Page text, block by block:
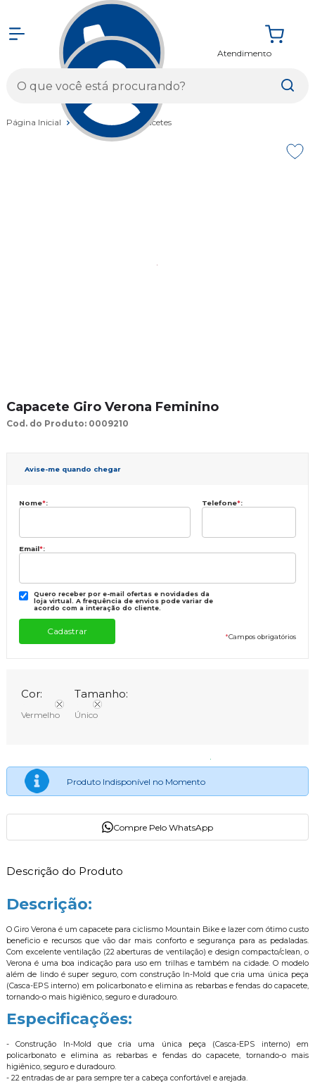
Atendimento
Página Inicial Vestuários Capacetes
Capacete Giro Verona Feminino
Cod. do Produto: 0009210
Avise-me quando chegar
Nome*: Telefone*:
Email*:
Quero receber por e-mail ofertas e novidades da
loja virtual. A frequência de envios pode variar de
acordo com a interação do cliente.
*Campos obrigatórios
Cor:
Vermelho
Tamanho:
Único
Produto Indisponível no Momento
Compre Pelo WhatsApp
Descrição do Produto
Descrição:
O Giro Verona é um capacete para ciclismo Mountain Bike e lazer com ótimo custo
beneficio e recursos que vão dar mais conforto e segurança para as pedaladas.
Com excelente ventilação (22 aberturas de ventilação) e design compacto/clean, o
Verona é uma boa indicação para uso em trilhas e também na cidade. O modelo
além de lindo é super seguro, com construção In-Mold que cria uma única peça
(Casca-EPS interno) em policarbonato e elimina as rebarbas e fendas do capacete,
tornando-o mais higiênico, seguro e duradouro.
Especificações:
- Construção In-Mold que cria uma única peça (Casca-EPS interno) em
policarbonato e elimina as rebarbas e fendas do capacete, tornando-o mais
higiênico, seguro e duradouro.
- 22 entradas de ar para sempre ter a cabeça confortável e arejada.